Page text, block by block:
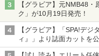
【グラビア】元NMB48
ク」が10月19日発売！
【グラビア】「SPA!デ
ィ』」より誌面カットを公